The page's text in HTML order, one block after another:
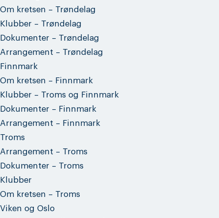
Om kretsen – Trøndelag
Klubber – Trøndelag
Dokumenter – Trøndelag
Arrangement – Trøndelag
Finnmark
Om kretsen – Finnmark
Klubber – Troms og Finnmark
Dokumenter – Finnmark
Arrangement – Finnmark
Troms
Arrangement – Troms
Dokumenter – Troms
Klubber
Om kretsen – Troms
Viken og Oslo